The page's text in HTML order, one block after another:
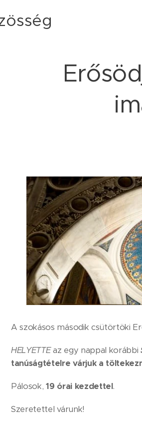
A szokásos második csütörtöki
HELYETTEaz egy nappal korábbi
tanúságtételre várjuk a
Pálosok,19 órai kezdettel.
Szeretettel várunk!